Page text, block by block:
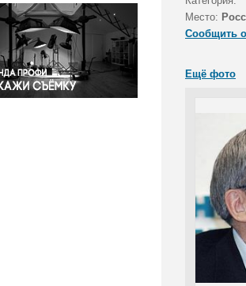
Светская жизнь
Спорт
Экология
Экономика и бизнес
Место:
Сообщить
Ещё фото